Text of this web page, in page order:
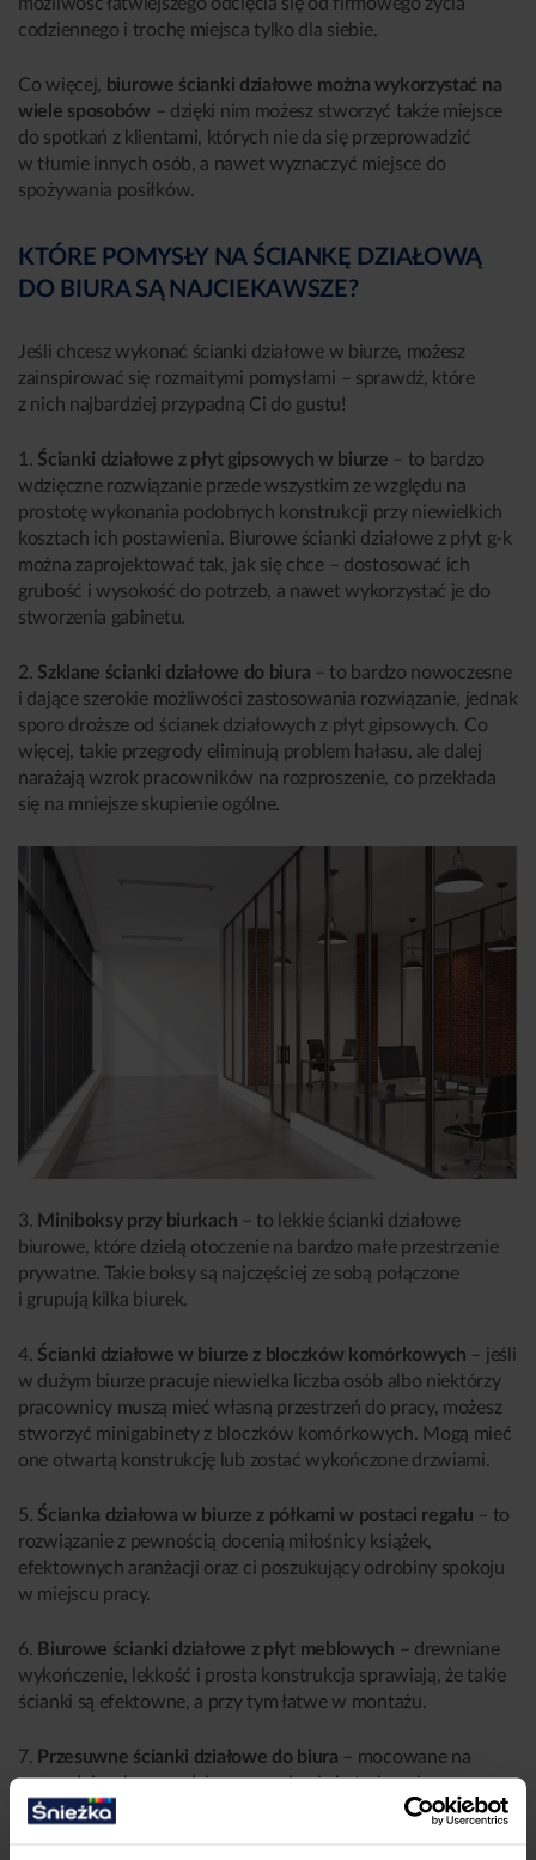
codziennego i trochę miejsca tylko dla siebie.
Co więcej, biurowe ścianki działowe można wykorzystać na
wiele sposobów – dzięki nim możesz stworzyć także miejsce
do spotkań z klientami, których nie da się przeprowadzić
w tłumie innych osób, a nawet wyznaczyć miejsce do
spożywania posiłków.
KTÓRE POMYSŁY NA ŚCIANKĘ DZIAŁOWĄ
DO BIURA SĄ NAJCIEKAWSZE?
Jeśli chcesz wykonać ścianki działowe w biurze, możesz
zainspirować się rozmaitymi pomysłami – sprawdź, które
z nich najbardziej przypadną Ci do gustu!
1. Ścianki działowe z płyt gipsowych w biurze – to bardzo
wdzięczne rozwiązanie przede wszystkim ze względu na
prostotę wykonania podobnych konstrukcji przy niewielkich
kosztach ich postawienia. Biurowe ścianki działowe z płyt g-k
można zaprojektować tak, jak się chce – dostosować ich
grubość i wysokość do potrzeb, a nawet wykorzystać je do
stworzenia gabinetu.
2. Szklane ścianki działowe do biura – to bardzo nowoczesne
i dające szerokie możliwości zastosowania rozwiązanie, jednak
sporo droższe od ścianek działowych z płyt gipsowych. Co
więcej, takie przegrody eliminują problem hałasu, ale dalej
narażają wzrok pracowników na rozproszenie, co przekłada
się na mniejsze skupienie ogólne.
3. Miniboksy przy biurkach – to lekkie ścianki działowe
biurowe, które dzielą otoczenie na bardzo małe przestrzenie
prywatne. Takie boksy są najczęściej ze sobą połączone
i grupują kilka biurek.
4. Ścianki działowe w biurze z bloczków komórkowych – jeśli
w dużym biurze pracuje niewielka liczba osób albo niektórzy
pracownicy muszą mieć własną przestrzeń do pracy, możesz
stworzyć minigabinety z bloczków komórkowych. Mogą mieć
one otwartą konstrukcję lub zostać wykończone drzwiami.
5. Ścianka działowa w biurze z półkami w postaci regału – to
rozwiązanie z pewnością docenią miłośnicy książek,
efektownych aranżacji oraz ci poszukujący odrobiny spokoju
w miejscu pracy.
6. Biurowe ścianki działowe z płyt meblowych – drewniane
wykończenie, lekkość i prosta konstrukcja sprawiają, że takie
ścianki są efektowne, a przy tym łatwe w montażu.
7. Przesuwne ścianki działowe do biura – mocowane na
prowadnicach pozwalają na zamykanie i otwieranie
poszczególnych przestrzeni zgodnie z potrzebami. Dzięki temu